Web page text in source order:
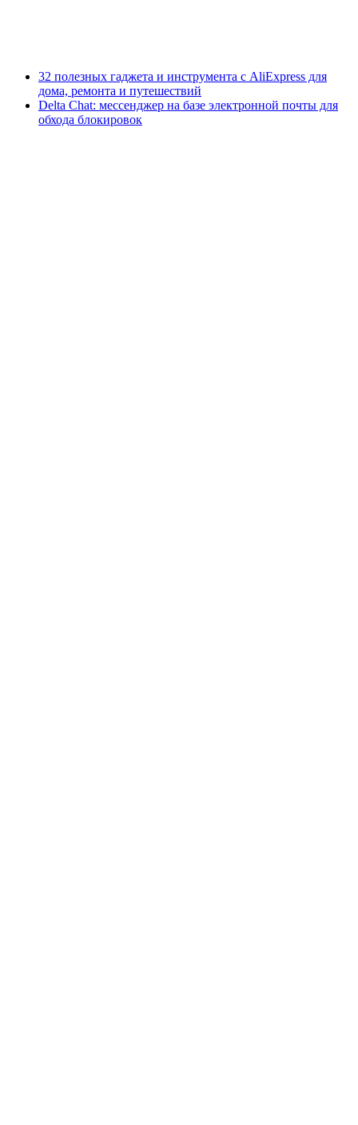
32 полезных гаджета и инструмента с AliExpress для
дома, ремонта и путешествий
Delta Chat: мессенджер на базе электронной почты для
обхода блокировок